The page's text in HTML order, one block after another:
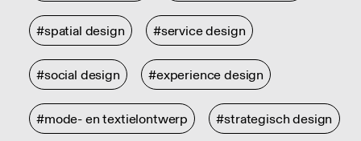
#spatial design #service design
#social design #experience design
#mode- en textielontwerp #strategisch design